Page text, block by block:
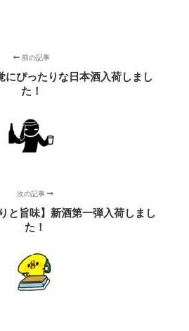
前の記事
にぴったりな日本酒入荷しまし
た！
次の記事
と旨味】新酒第一弾入荷しまし
た！